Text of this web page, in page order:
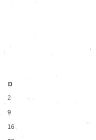
D
2
9
16